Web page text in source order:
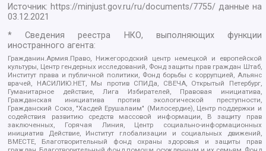
Источник: https://minjust.gov.ru/ru/documents/7755/ данные на
03.12.2021
* Сведения реестра НКО, выполняющих функции
иностранного агента:
Гражданин.Армия.Право, Нижегородский центр немецкой и европейской
культуры, Центр гендерных исследований, Фонд защиты прав граждан Штаб,
Институт права и публичной политики, Фонд борьбы с коррупцией, Альянс
врачей, НАСИЛИЮ.НЕТ, Мы против СПИДа, СВЕЧА, Открытый Петербург,
Гуманитарное действие, Лига Избирателей, Правовая инициатива,
Гражданская инициатива против экологической преступности,
Гражданский Союз, "Хасдей Ерушалаим" (Милосердие), Центр поддержки и
содействия развитию средств массовой информации, В защиту прав
заключенных, Горячая Линия, Центр социально-информационных
инициатив Действие, Институт глобализации и социальных движений,
ВМЕСТЕ, Благотворительный фонд охраны здоровья и защиты прав